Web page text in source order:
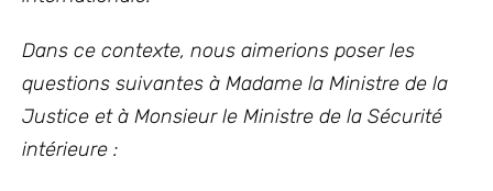
Dans ce contexte, nous aimerions poser les
questions suivantes à Madame la Ministre de la
Justice et à Monsieur le Ministre de la Sécurité
intérieure :